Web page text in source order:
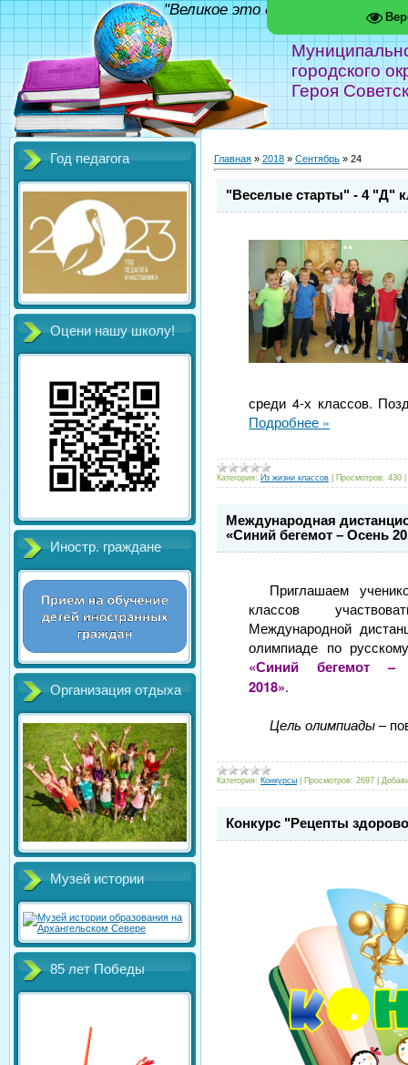
городского
Героя
"Великое это дело - школа!"
Год педагога
Оцени нашу школу!
Иностр. граждане
Организация отдыха
Музей истории
85 лет Победы
Главная » 2018 » Сентябрь » 24
"Веселые старты" - 4 "Д"
среди 4-х классов.
Подробнее »
Категория: Из жизни классов Просмотров: 430
Международная
«Синий бегемот – Осень
Приглашаем
классов
Международной
олимпиаде по
«Синий бегемот –
2018».
Цель олимпиады–
Категория: Конкурсы Просмотров: 2697
Конкурс "Рецепты